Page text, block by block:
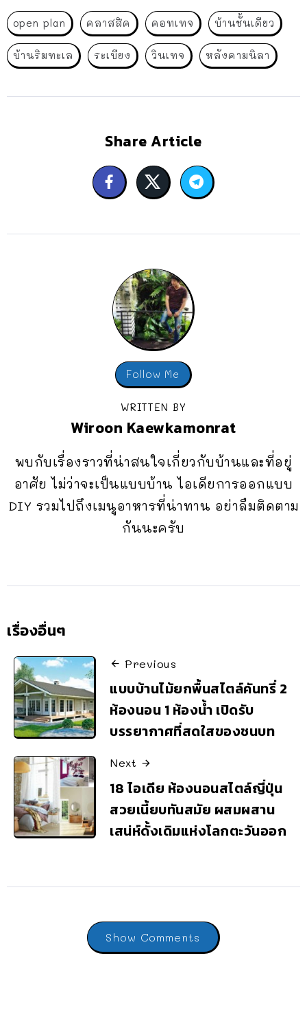
open plan คลาสสิค คอทเทจ บ้านชั้นเดียว
บ้านริมทะเล ระเบียง วินเทจ หลังคามนิลา
Share Article
Follow Me
WRITTEN BY
Wiroon Kaewkamonrat
พบกับเรื่องราวที่น่าสนใจเกี่ยวกับบ้านและที่อยู่
อาศัย ไม่ว่าจะเป็นแบบบ้าน ไอเดียการออกแบบ
DIY รวมไปถึงเมนูอาหารที่น่าทาน อย่าลืมติดตาม
กันนะครับ
เรื่องอื่นๆ
Previous
แบบบ้านไม้ยกพื้นสไตล์คันทรี่ 2
ห้องนอน 1 ห้องน้ำ เปิดรับ
บรรยากาศที่สดใสของชนบท
Next
18 ไอเดีย ห้องนอนสไตล์ญี่ปุ่น
สวยเนี้ยบทันสมัย ผสมผสาน
เสน่ห์ดั้งเดิมแห่งโลกตะวันออก
Show Comments